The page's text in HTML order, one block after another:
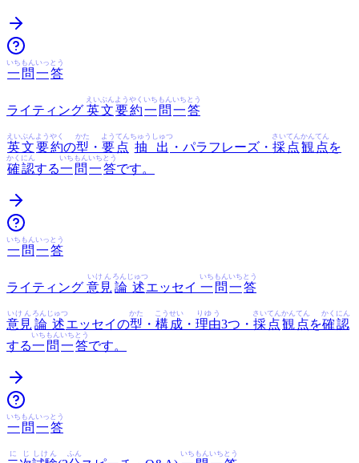
一
いち
問
もん
一
いっ
答
とう
ライティング 英文
えいぶん
要約
ようやく
一
いち
問
もん
一
いち
答
とう
英文
えいぶん
要約
ようやく
の型
かた
・ 要点
ようてん
抽出
ちゅうしゅつ
・パラフレーズ・ 採点
さいてん
観点
かんてん
を
確認
かくにん
する一
いち
問
もん
一
いち
答
とう
です。
一
いち
問
もん
一
いっ
答
とう
ライティング 意見
いけん
論述
ろんじゅつ
エッセイ 一
いち
問
もん
一
いち
答
とう
意見
いけん
論述
ろんじゅつ
エッセイの型
かた
・ 構成
こうせい
・ 理由
りゆう
3つ・ 採点
さいてん
観点
かんてん
を確認
かくにん
する一
いち
問
もん
一
いち
答
とう
です。
一
いち
問
もん
一
いっ
答
とう
に じ しけん ふん いち もんいち とう